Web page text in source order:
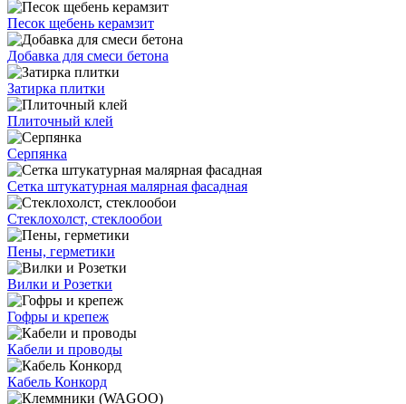
Песок щебень керамзит
Добавка для смеси бетона
Затирка плитки
Плиточный клей
Серпянка
Сетка штукатурная малярная фасадная
Стеклохолст, стеклообои
Пены, герметики
Вилки и Розетки
Гофры и крепеж
Кабели и проводы
Кабель Конкорд